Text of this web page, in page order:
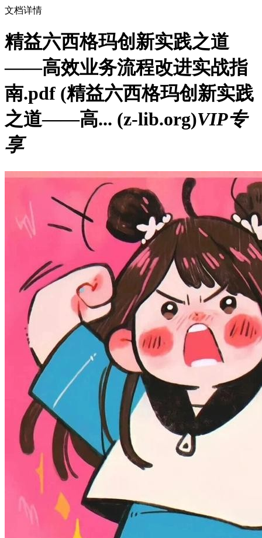
文档详情
精益六西格玛创新实践之道
——高效业务流程改进实战指
南.pdf (精益六西格玛创新实践
之道——高... (z-lib.org)VIP专
享